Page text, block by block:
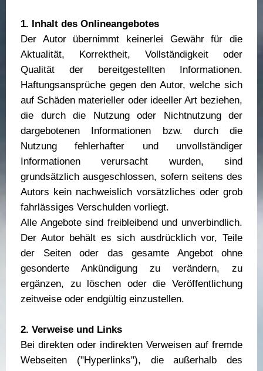
1. Inhalt des Onlineangebotes
Der Autor übernimmt keinerlei Gewähr für die
Aktualität, Korrektheit, Vollständigkeit oder
Qualität der bereitgestellten Informationen.
Haftungsansprüche gegen den Autor, welche sich
auf Schäden materieller oder ideeller Art beziehen,
die durch die Nutzung oder Nichtnutzung der
dargebotenen Informationen bzw. durch die
Nutzung fehlerhafter und unvollständiger
Informationen verursacht wurden, sind
grundsätzlich ausgeschlossen, sofern seitens des
Autors kein nachweislich vorsätzliches oder grob
fahrlässiges Verschulden vorliegt.
Alle Angebote sind freibleibend und unverbindlich.
Der Autor behält es sich ausdrücklich vor, Teile
der Seiten oder das gesamte Angebot ohne
gesonderte Ankündigung zu verändern, zu
ergänzen, zu löschen oder die Veröffentlichung
zeitweise oder endgültig einzustellen.
2. Verweise und Links
Bei direkten oder indirekten Verweisen auf fremde
Webseiten ("Hyperlinks"), die außerhalb des